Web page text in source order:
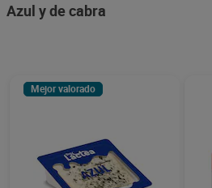
Azul y de cabra
Mejor valorado